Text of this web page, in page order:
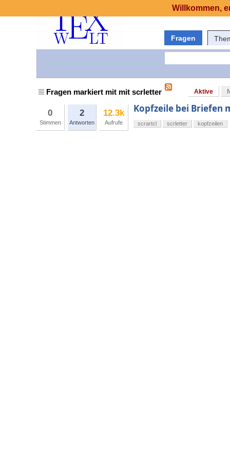
Fragen
Fragen markiert mit mit scrletter Aktive
0
Stimmen
2
Antworten
12.3k
Aufrufe
Kopfzeile bei Briefen
scrartcl scrletter kopfzeilen
Willkommen,